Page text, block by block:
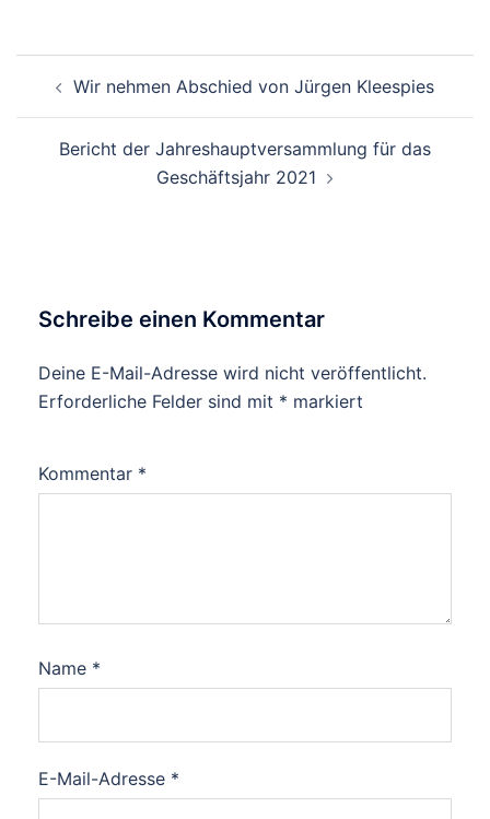
Wir nehmen Abschied von Jürgen Kleespies
Bericht der Jahreshauptversammlung für das
Geschäftsjahr 2021
Schreibe einen Kommentar
Deine E-Mail-Adresse wird nicht veröffentlicht.
Erforderliche Felder sind mit * markiert
Kommentar *
Name *
E-Mail-Adresse *